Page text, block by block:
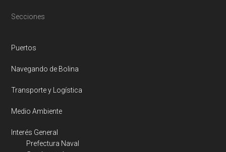
Footer
Secciones
Puertos
Navegando de Bolina
Transporte y Logística
Medio Ambiente
Interés General
Prefectura Naval